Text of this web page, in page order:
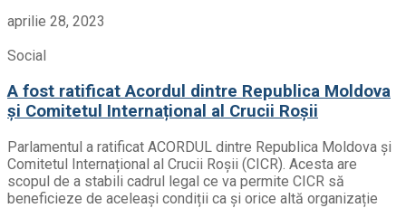
aprilie 28, 2023
Social
A fost ratificat Acordul dintre Republica Moldova
și Comitetul Internațional al Crucii Roșii
Parlamentul a ratificat ACORDUL dintre Republica Moldova și
Comitetul Internațional al Crucii Roșii (CICR). Acesta are
scopul de a stabili cadrul legal ce va permite CICR să
beneficieze de aceleași condiții ca și orice altă organizație